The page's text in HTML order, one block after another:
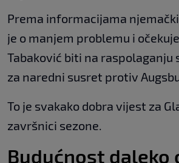
Prema informacijama
je o manjem problemu i
Tabaković biti na raspolaganju
za naredni susret protiv
To je svakako dobra vijest za
završnici sezone.
Budućnost daleko